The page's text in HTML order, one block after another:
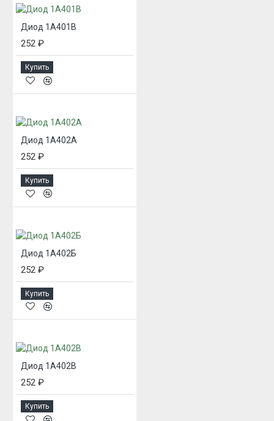
Диод 1А401В
252 ₽
Купить
Диод 1А402А
252 ₽
Купить
Диод 1А402Б
252 ₽
Купить
Диод 1А402В
252 ₽
Купить